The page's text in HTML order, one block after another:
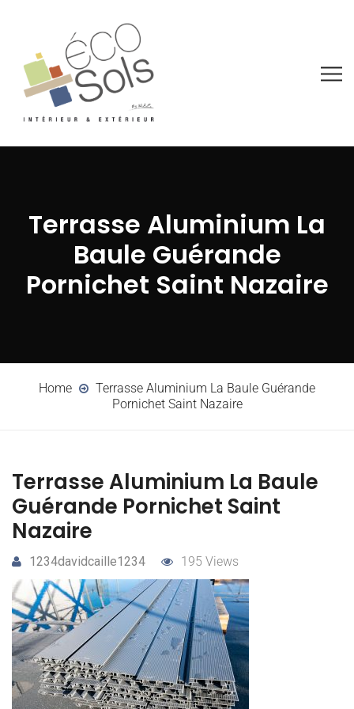
Terrasse Aluminium La
Baule Guérande
Pornichet Saint Nazaire
Home
Terrasse Aluminium La Baule Guérande
Pornichet Saint Nazaire
Terrasse Aluminium La Baule
Guérande Pornichet Saint
Nazaire
1234davidcaille1234 195 Views